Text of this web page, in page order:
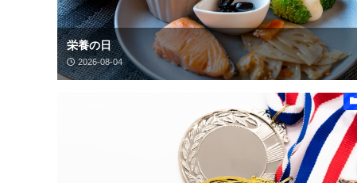
栄養の日
2026-08-04